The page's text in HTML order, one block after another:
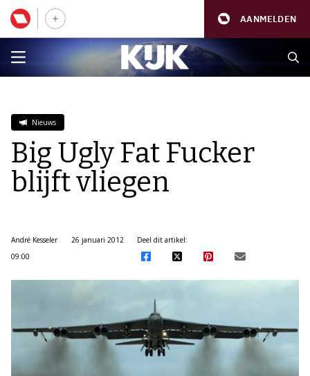
AANMELDEN
Nieuws
Big Ugly Fat Fucker
blijft vliegen
André Kesseler
26 januari 2012
09:00
Deel dit artikel: